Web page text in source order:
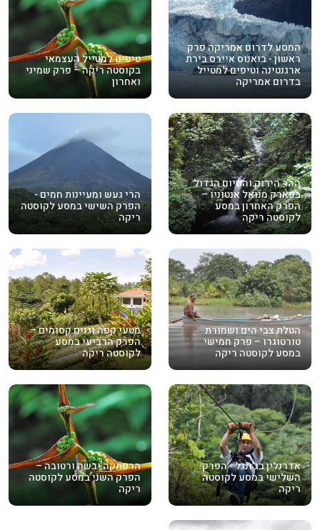
המסע לדרום אמריקה פרק
ראשון - בואנוס איירס בירת
ארגנטינה וטיפים למטייל
בדרום אמריקה
טיפים למטייל העצמאי
בקוסטה ריקה – פרק שמיני
ואחרון
ההר הירוק והסיום הגדול
בפארק מנואל אנטוניו –
הפרק האחרון במסע
לקוסטה ריקה
הרי געש ומעיינות חמים -
הפרק השישי במסע לקוסטה
ריקה
הטלת צבי הים ושמורת
טורטוגרו – פרק חמישי
במסע לקוסטה ריקה
מטעי קפה וגנים קסומים –
הפרק הרביעי במסע
לקוסטה ריקה
אדרנלין בג'ונגל - הפרק
השלישי במסע לקוסטה
ריקה
הרפתקה יבשה ורטובה –
הפרק השני במסע לקוסטה
ריקה